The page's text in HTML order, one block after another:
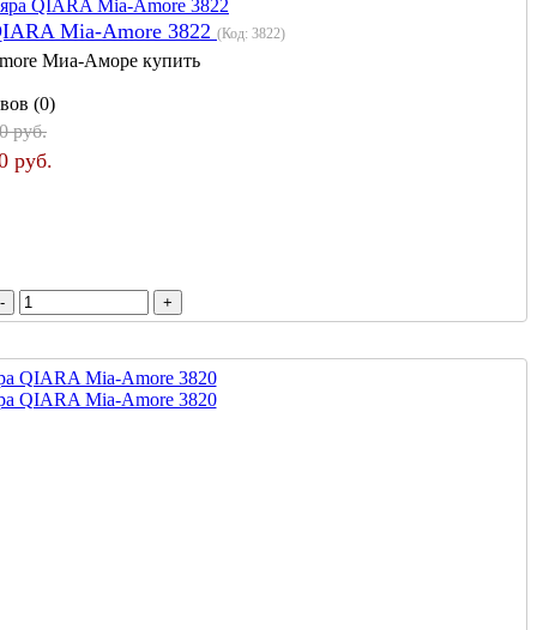
Mia-Amore 3822 (Код: 3822)
Миа-Аморе купить
(0)
руб.
руб.